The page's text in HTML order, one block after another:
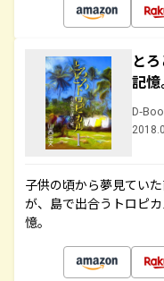
と
記
D-
子供の頃から夢見てい
が、島で出合うトロピ
憶。